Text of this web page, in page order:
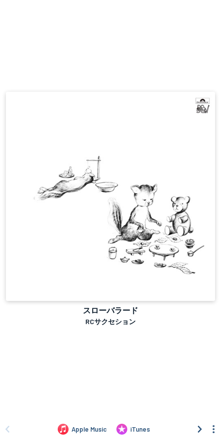
スローバラード
RCサクセション
Apple Music iTunes